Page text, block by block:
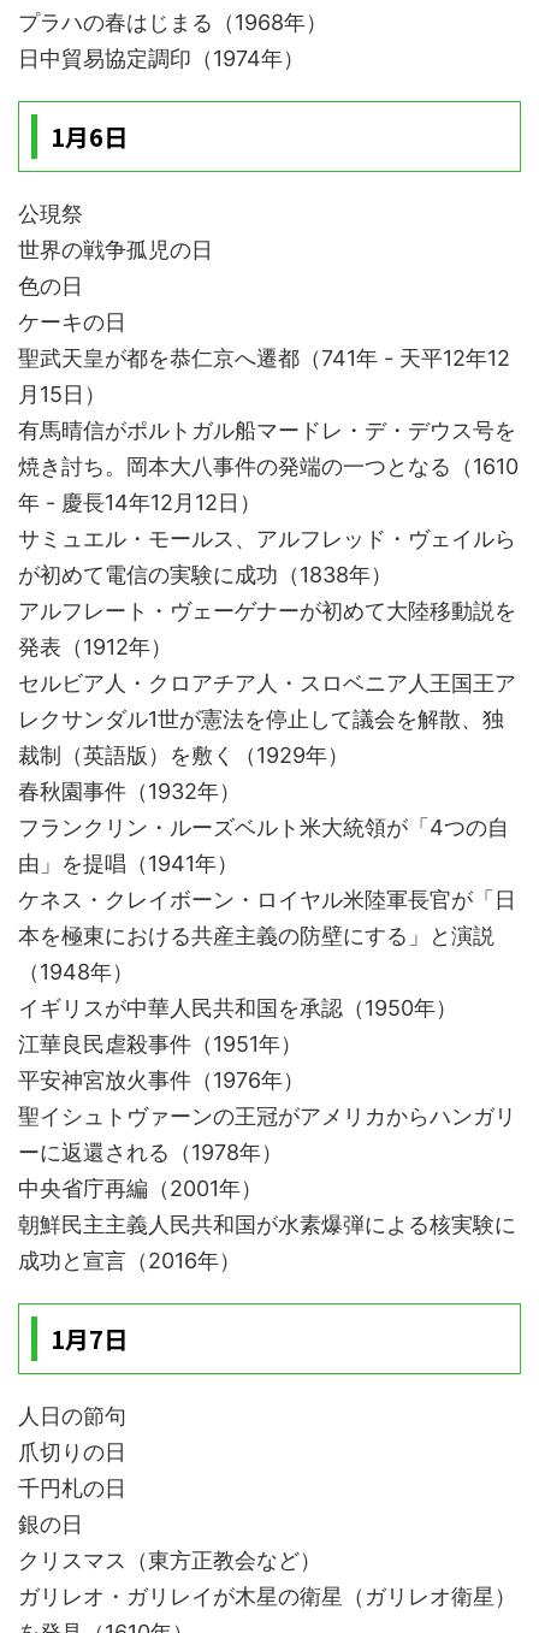
プラハの春はじまる（1968年）
日中貿易協定調印（1974年）
1月6日
公現祭
世界の戦争孤児の日
色の日
ケーキの日
聖武天皇が都を恭仁京へ遷都（741年 - 天平12年12
月15日）
有馬晴信がポルトガル船マードレ・デ・デウス号を
焼き討ち。岡本大八事件の発端の一つとなる（1610
年 - 慶長14年12月12日）
サミュエル・モールス、アルフレッド・ヴェイルら
が初めて電信の実験に成功（1838年）
アルフレート・ヴェーゲナーが初めて大陸移動説を
発表（1912年）
セルビア人・クロアチア人・スロベニア人王国王ア
レクサンダル1世が憲法を停止して議会を解散、独
裁制（英語版）を敷く（1929年）
春秋園事件（1932年）
フランクリン・ルーズベルト米大統領が「4つの自
由」を提唱（1941年）
ケネス・クレイボーン・ロイヤル米陸軍長官が「日
本を極東における共産主義の防壁にする」と演説
（1948年）
イギリスが中華人民共和国を承認（1950年）
江華良民虐殺事件（1951年）
平安神宮放火事件（1976年）
聖イシュトヴァーンの王冠がアメリカからハンガリ
ーに返還される（1978年）
中央省庁再編（2001年）
朝鮮民主主義人民共和国が水素爆弾による核実験に
成功と宣言（2016年）
1月7日
人日の節句
爪切りの日
千円札の日
銀の日
クリスマス（東方正教会など）
ガリレオ・ガリレイが木星の衛星（ガリレオ衛星）